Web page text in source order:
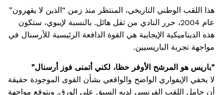
هذا اللقب الوطني التاريخي، المنتظر منذ زمن “الذين لا يقهرون”
عام 2004، حرر النادي من ثقل هائل. بالنسبة لإيبوي، ستكون
هذه الديناميكية الإيجابية هي القوة الدافعة الرئيسية للأرسنال في
مواجهة تجربة الباريسيين.
“باريس هو المرشح الأوفر حظا، لكني أتمنى فوز أرسنال”
لا يخفي الإيفواري الواضح والواقعي بشأن القوى الموجودة حقيقة
أن حامل اللقب الفرنسي لديه السبق على الورق. ويتوقع مواجهة